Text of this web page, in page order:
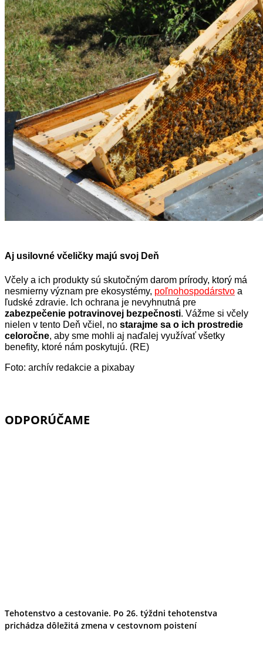
Aj usilovné včeličky majú svoj Deň
Včely a ich produkty sú skutočným darom prírody, ktorý má
nesmierny význam pre ekosystémy, poľnohospodárstvo a
ľudské zdravie. Ich ochrana je nevyhnutná pre
zabezpečenie potravinovej bezpečnosti. Vážme si včely
nielen v tento Deň včiel, no starajme sa o ich prostredie
celoročne, aby sme mohli aj naďalej využívať všetky
benefity, ktoré nám poskytujú. (RE)
Foto: archív redakcie a pixabay
ODPORÚČAME
Tehotenstvo a cestovanie. Po 26. týždni tehotenstva
prichádza dôležitá zmena v cestovnom poistení